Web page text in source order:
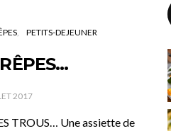
PETITS-DEJEUNER
2017
TROUS… Une assiette de